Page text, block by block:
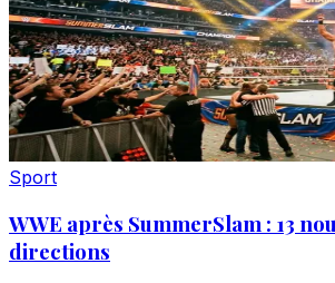
Sport
WWE après SummerSlam : 13
directions